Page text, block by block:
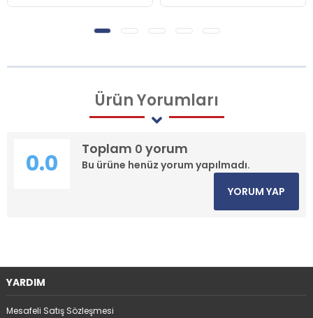
ÜrünYorumları
Toplam 0 yorum
Bu ürüne henüz yorum yapılmadı.
0.0
YORUM YAP
YARDIM
Mesafeli Satış Sözleşmesi